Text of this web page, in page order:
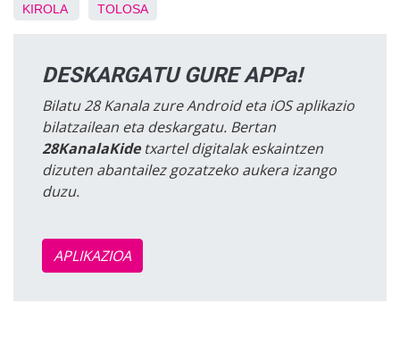
KIROLA TOLOSA
DESKARGATU GURE APPa!
Bilatu 28 Kanala zure Android eta iOS aplikazio
bilatzailean eta deskargatu. Bertan
28KanalaKidetxartel digitalak eskaintzen
dizuten abantailez gozatzeko aukera izango
duzu.
APLIKAZIOA